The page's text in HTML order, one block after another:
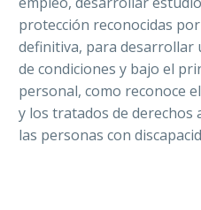
protección reconocidas
definitiva, para desarrollar
de condiciones y bajo el
personal, como reconoce
y los tratados de
las personas con